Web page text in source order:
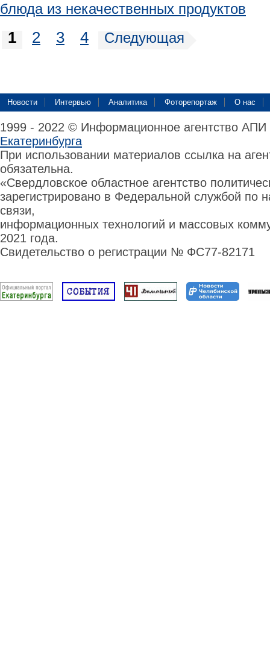
блюда из некачественных продуктов
1 2 3 4 Следующая
Новости Интервью Аналитика Фоторепортаж О нас
1999 - 2022 © Информационное агентство
Екатеринбурга
При использовании материалов ссылка на
обязательна.
«Свердловское областное агентство
зарегистрировано в Федеральной службой по
связи,
информационных технологий и массовых
2021 года.
Свидетельство о регистрации № ФС77-82171